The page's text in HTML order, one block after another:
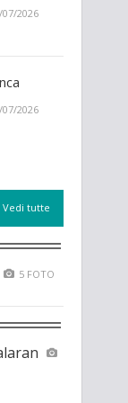
07/2026
07/2026
Vedi tutte
5 FOTO